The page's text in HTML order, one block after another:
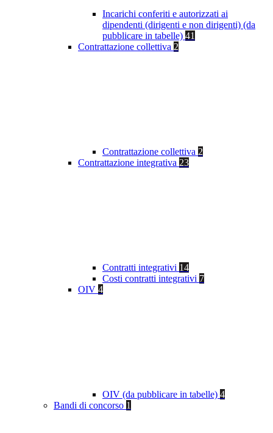
Incarichi conferiti e autorizzati ai
dipendenti (dirigenti e non dirigenti) (da
pubblicare in tabelle) 41
Contrattazione collettiva 2
Contrattazione collettiva 2
Contrattazione integrativa 23
Contratti integrativi 14
Costi contratti integrativi 7
OIV 4
OIV (da pubblicare in tabelle) 4
Bandi di concorso 1